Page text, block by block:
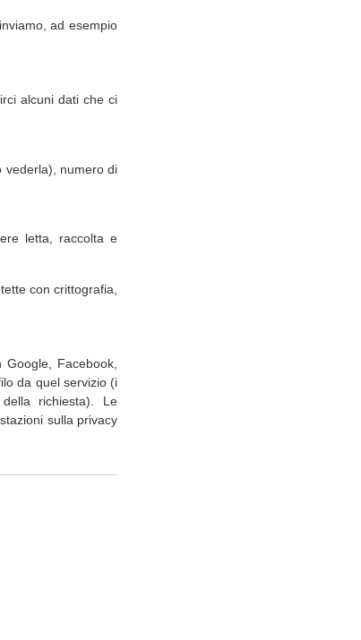
ad esempio
alcuni dati che ci
vederla), numero di
letta, raccolta e
con crittografia,
Facebook,
da quel servizio (i
richiesta). Le
sulla privacy